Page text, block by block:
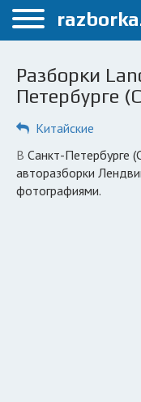
Санкт-Петербург
Автосервисы
Разборки
Петербурге
Китайские
в Санкт-Петербурге (СПб) зарегистрированы 2
авторазборки
фотографиями.